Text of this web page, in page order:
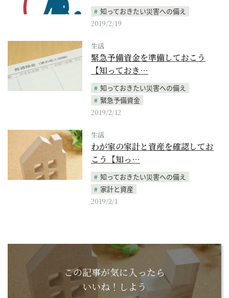
知っておきたい災害への備え
2019/2/19
生活
緊急予備資金を準備しておこう
【知っておき…
知っておきたい災害への備え
緊急予備資金
2019/2/12
生活
わが家の家計と資産を確認してお
こう【知っ…
知っておきたい災害への備え
家計と資産
2019/2/1
この記事が気に入ったら
いいね！しよう